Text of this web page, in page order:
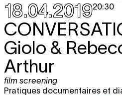
18.04.201920:30
Giolo &
Arthur
film screening
Pratiques documentaires et